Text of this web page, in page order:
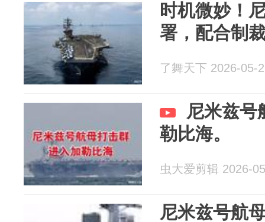
时机微妙！
署，配合制
了舞天下 2026-05-
尼米兹号
勒比海。
虫大爱剪辑 2026-
尼米兹号航